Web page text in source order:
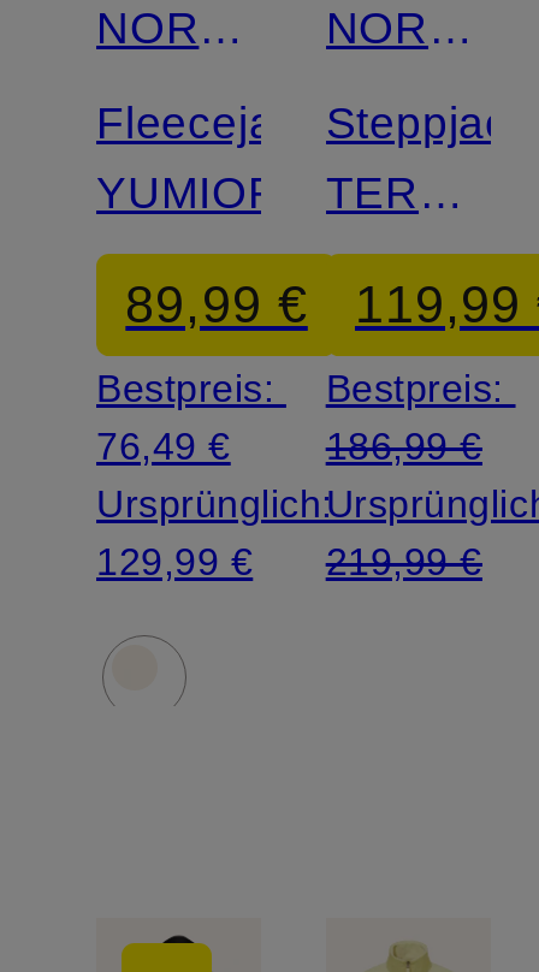
NORTH
FACE
Fleecejacke
YUMIORI
89,99 €
Bestpreis:
76,49 €
Ursprünglich:
129,99 €
NORTH
FACE
TERRA
PEAK
HOODIE
119,99
Bestpreis:
186,99 €
219,99 €